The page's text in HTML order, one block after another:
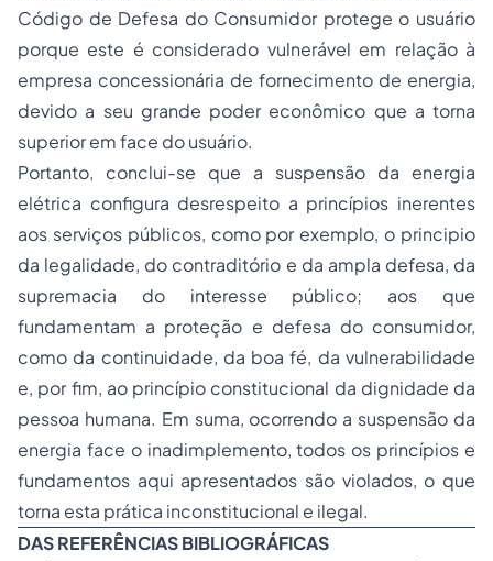
Código de Defesa do Consumidor protege o usuário
porque este é considerado vulnerável em relação à
empresa concessionária de fornecimento de energia,
devido a seu grande poder econômico que a torna
superior em face do usuário.
Portanto, conclui-se que a suspensão da energia
elétrica configura desrespeito a princípios inerentes
aos serviços públicos, como por exemplo, o principio
da legalidade, do contraditório e da ampla defesa, da
supremacia do interesse público; aos que
fundamentam a proteção e defesa do consumidor,
como da continuidade, da boa fé, da vulnerabilidade
e, por fim, ao princípio constitucional da dignidade da
pessoa humana. Em suma, ocorrendo a suspensão da
energia face o inadimplemento, todos os princípios e
fundamentos aqui apresentados são violados, o que
torna esta prática inconstitucional e ilegal.
DAS REFERÊNCIASBIBLIOGRÁFICAS